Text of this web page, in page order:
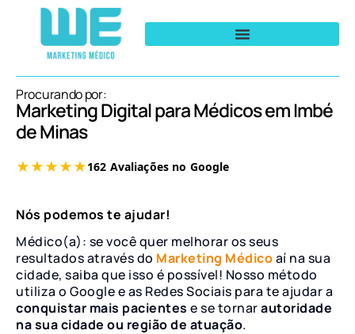
Procurando por:
Marketing Digital para Médicos em Imbé
de Minas
Nós podemos te ajudar!
Médico(a): se você quer melhorar os seus
resultados através do Marketing Médicoaí na sua
cidade, saiba que isso é possível! Nosso método
utiliza o Google e as Redes Sociais para te ajudar a
conquistar mais pacientes e se tornarautoridade
na sua cidade ou região de atuação.